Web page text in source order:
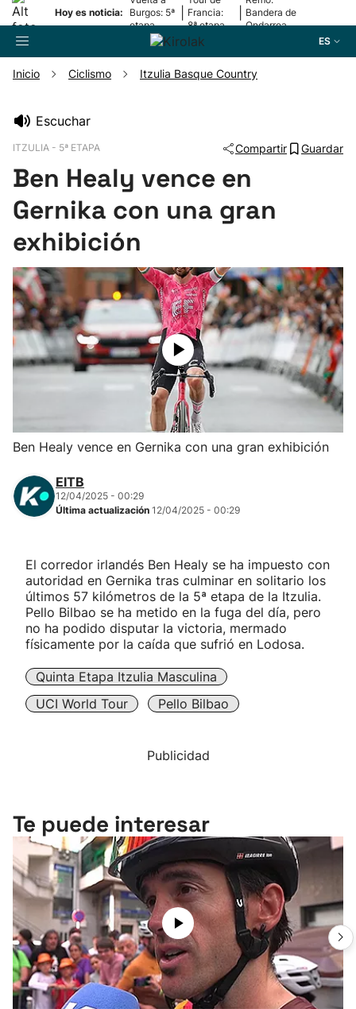
Hoy es noticia:
Burgos: 5ª
etapa
Francia:
8ª etapa
Bandera de
Ondarroa
ES
Pelota
Remo
Baloncesto
Ciclismo
Atletismo
Carreras de montaña
Más deportes
"Helmuga"
Inicio Ciclismo Itzulia Basque Country
Escuchar
ITZULIA - 5ª ETAPA Compartir Guardar
Ben Healy vence en
Gernika con una gran
exhibición
Ben Healy vence en Gernika con una gran exhibición
EITB
12/04/2025 - 00:29
Última actualización 12/04/2025 - 00:29
El corredor irlandés Ben Healy se ha impuesto con
autoridad en Gernika tras culminar en solitario los
últimos 57 kilómetros de la 5ª etapa de la Itzulia.
Pello Bilbao se ha metido en la fuga del día, pero
no ha podido disputar la victoria, mermado
físicamente por la caída que sufrió en Lodosa.
Quinta Etapa Itzulia Masculina
UCI World Tour
Pello Bilbao
Publicidad
Te puede interesar